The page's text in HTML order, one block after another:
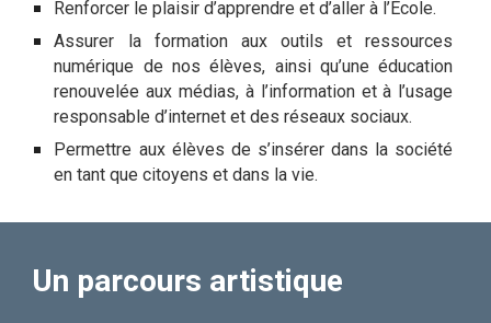
Renforcer le plaisir d’apprendre et d’aller à l’École.
Assurer la formation aux outils et ressources
numérique de nos élèves, ainsi qu’une éducation
renouvelée aux médias, à l’information et à l’usage
responsable d’internet et des réseaux sociaux.
Permettre aux élèves de s’insérer dans la société
en tant que citoyens et dans la vie.
Un parcours artistique